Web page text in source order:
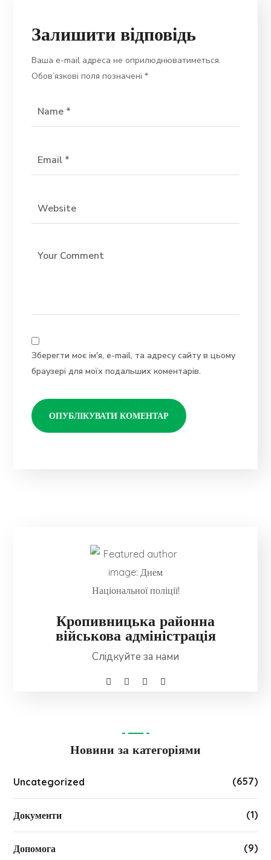
Залишити відповідь
Ваша e-mail адреса не оприлюднюватиметься.
Обов’язкові поля позначені*
Зберегти моє ім'я, e-mail, та адресу сайту в цьому
браузері для моїх подальших коментарів.
Кропивницька районна
військова адміністрація
Слідкуйте за нами
Новини за категоріями
Uncategorized (657)
Документи (1)
Допомога (9)